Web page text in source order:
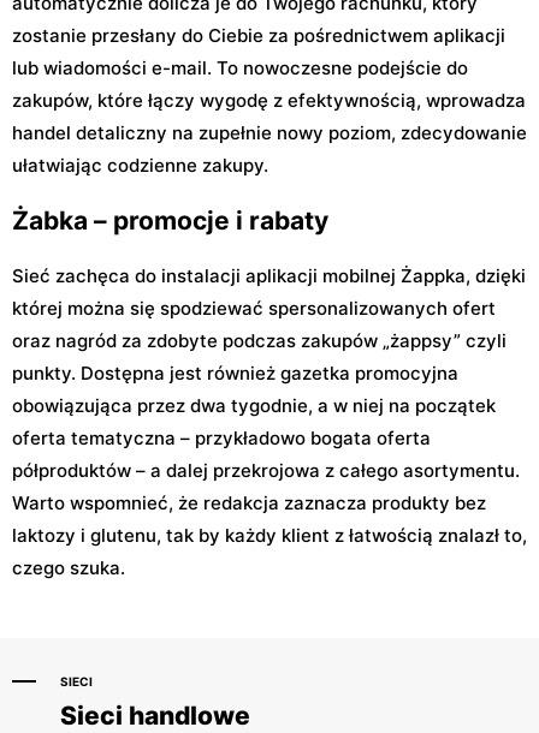
zostanie przesłany do Ciebie za pośrednictwem aplikacji
lub wiadomości e-mail. To nowoczesne podejście do
zakupów, które łączy wygodę z efektywnością, wprowadza
handel detaliczny na zupełnie nowy poziom, zdecydowanie
ułatwiając codzienne zakupy.
Żabka – promocje i rabaty
Sieć zachęca do instalacji aplikacji mobilnej Żappka, dzięki
której można się spodziewać spersonalizowanych ofert
oraz nagród za zdobyte podczas zakupów „żappsy” czyli
punkty. Dostępna jest również gazetka promocyjna
obowiązująca przez dwa tygodnie, a w niej na początek
oferta tematyczna – przykładowo bogata oferta
półproduktów – a dalej przekrojowa z całego asortymentu.
Warto wspomnieć, że redakcja zaznacza produkty bez
laktozy i glutenu, tak by każdy klient z łatwością znalazł to,
czego szuka.
SIECI
Sieci handlowe